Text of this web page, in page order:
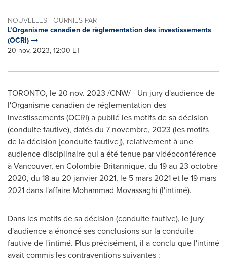
NOUVELLES FOURNIES PAR
L’Organisme canadien de règlementation des investissements
(OCRI)
20 nov, 2023, 12:00 ET
TORONTO, le20 nov. 2023 /CNW/ - Un jury d'audience de
l'Organisme canadien de réglementation des
investissements (OCRI) a publié les motifs de sa décision
(conduite fautive), datés du 7 novembre, 2023 (les motifs
de la décision [conduite fautive]), relativement à une
audience disciplinaire qui a été tenue par vidéoconférence
àVancouver, en Colombie-Britannique, du 19 au 23 octobre
2020, du 18 au 20 janvier 2021, le 5 mars 2021 et le 19 mars
2021 dans l'affaire Mohammad Movassaghi (l'intimé).
Dans les motifs de sa décision (conduite fautive), le jury
d'audience a énoncé ses conclusions sur la conduite
fautive de l'intimé. Plus précisément, il a conclu que l'intimé
avait commis les contraventions suivantes :